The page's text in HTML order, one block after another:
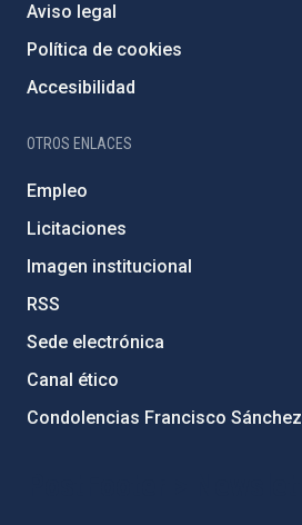
Aviso legal
Política de cookies
Accesibilidad
OTROS ENLACES
Empleo
Licitaciones
Imagen institucional
RSS
Sede electrónica
Canal ético
Condolencias Francisco Sánchez